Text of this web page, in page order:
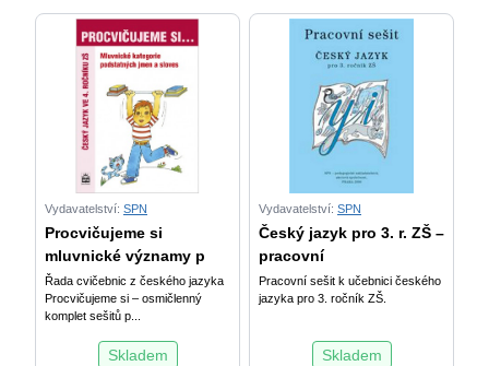
Vydavatelství: SPN
Procvičujeme si
mluvnické významy p
Řada cvičebnic z českého jazyka
Procvičujeme si – osmičlenný
komplet sešitů p...
Skladem
Vydavatelství: SPN
Český jazyk pro 3. r. ZŠ –
pracovní
Pracovní sešit k učebnici českého
jazyka pro 3. ročník ZŠ.
Skladem